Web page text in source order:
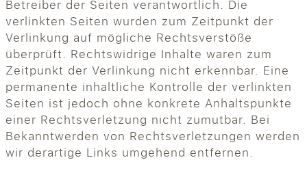
Betreiber der Seiten verantwortlich. Die
verlinkten Seiten wurden zum Zeitpunkt der
Verlinkung auf mögliche Rechtsverstöße
überprüft. Rechtswidrige Inhalte waren zum
Zeitpunkt der Verlinkung nicht erkennbar. Eine
permanente inhaltliche Kontrolle der verlinkten
Seiten ist jedoch ohne konkrete Anhaltspunkte
einer Rechtsverletzung nicht zumutbar. Bei
Bekanntwerden von Rechtsverletzungen werden
wir derartige Links umgehend entfernen.